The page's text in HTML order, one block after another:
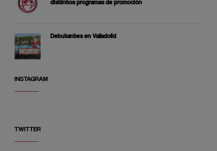
distintos programas de promoción
Debutantes en Valladolid
INSTAGRAM
TWITTER